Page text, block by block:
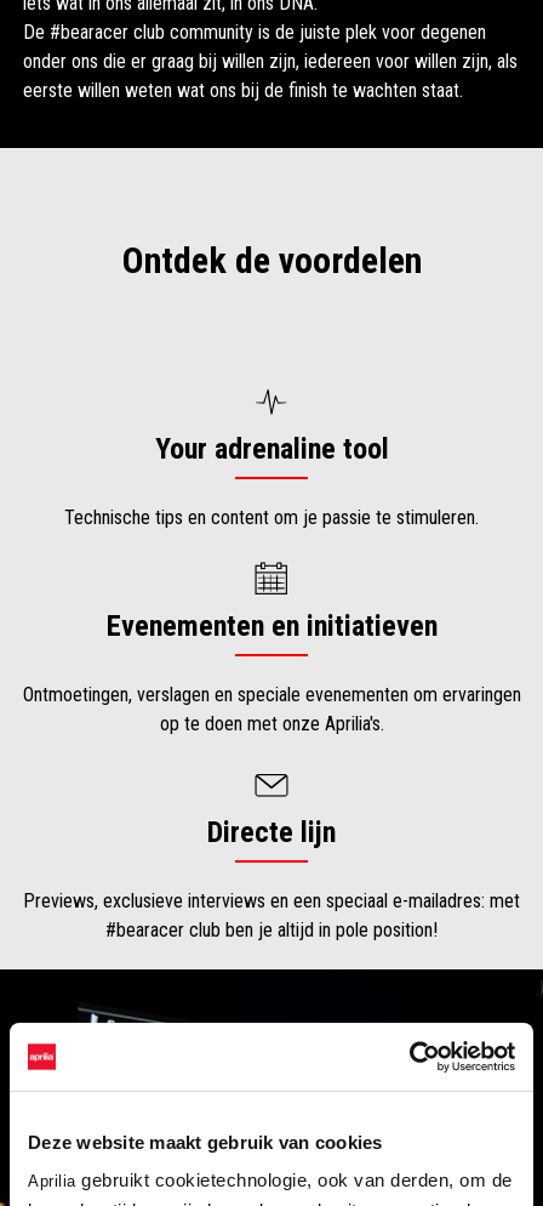
Deze website maakt gebruik van cookies
Aprilia gebruikt cookietechnologie, ook van derden, om de
De #bearacer club community is de juiste plek voor degenen
onder ons die er graag bij willen zijn, iedereen voor willen zijn, als
eerste willen weten wat ons bij de finish te wachten staat.
Ontdek de voordelen
Your adrenaline tool
Technische tips en content om je passie te stimuleren.
Evenementen en initiatieven
Ontmoetingen, verslagen en speciale evenementen om ervaringen
op te doen met onze Aprilia's.
Directe lijn
Previews, exclusieve interviews en een speciaal e-mailadres: met
#bearacer club ben je altijd in pole position!